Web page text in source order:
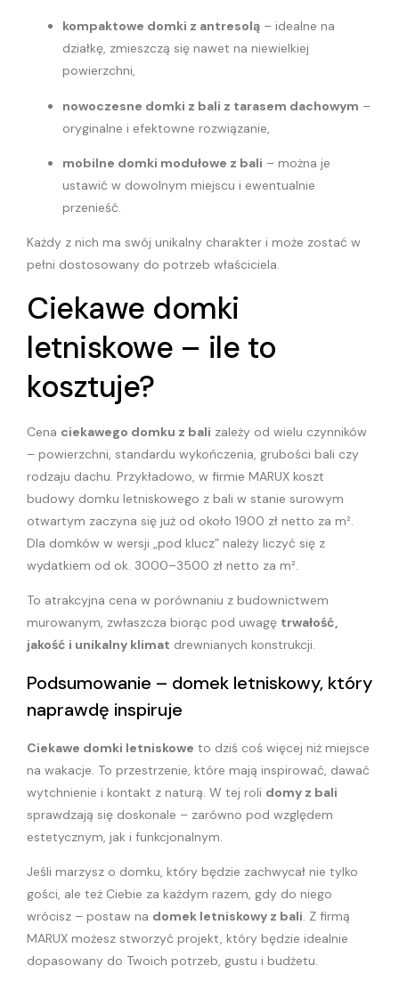
kompaktowe domki z antresolą – idealne na
działkę, zmieszczą się nawet na niewielkiej
powierzchni,
nowoczesne domki z bali z tarasem dachowym –
oryginalne i efektowne rozwiązanie,
mobilne domki modułowe z bali – można je
ustawić w dowolnym miejscu i ewentualnie
przenieść.
Każdy z nich ma swój unikalny charakter i może zostać w
pełni dostosowany do potrzeb właściciela.
Ciekawe domki
letniskowe – ile to
kosztuje?
Cena ciekawego domku z bali zależy od wielu czynników
– powierzchni, standardu wykończenia, grubości bali czy
rodzaju dachu. Przykładowo, w firmie MARUX koszt
budowy domku letniskowego z bali w stanie surowym
otwartym zaczyna się już od około 1900 zł netto za m².
Dla domków w wersji „pod klucz” należy liczyć się z
wydatkiem od ok. 3000–3500 zł netto za m².
To atrakcyjna cena w porównaniu z budownictwem
murowanym, zwłaszcza biorąc pod uwagę trwałość,
jakość i unikalny klimat drewnianych konstrukcji.
Podsumowanie – domek letniskowy, który
naprawdę inspiruje
Ciekawe domki letniskowe to dziś coś więcej niż miejsce
na wakacje. To przestrzenie, które mają inspirować, dawać
wytchnienie i kontakt z naturą. W tej roli domy z bali
sprawdzają się doskonale – zarówno pod względem
estetycznym, jak i funkcjonalnym.
Jeśli marzysz o domku, który będzie zachwycał nie tylko
gości, ale też Ciebie za każdym razem, gdy do niego
wrócisz – postaw na domek letniskowy z bali. Z firmą
MARUX możesz stworzyć projekt, który będzie idealnie
dopasowany do Twoich potrzeb, gustu i budżetu.